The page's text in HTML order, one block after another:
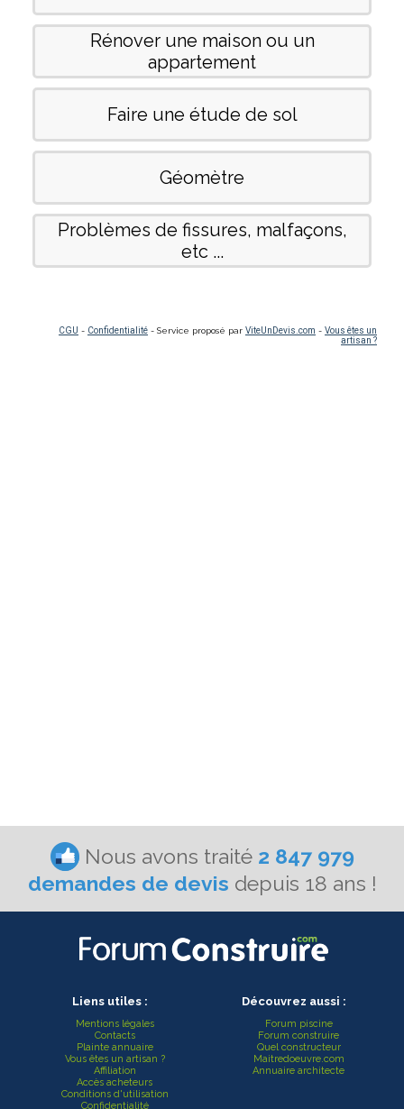
Rénover une maison ou un
appartement
Faire une étude de sol
Géomètre
Problèmes de fissures, malfaçons,
etc ...
CGU - Confidentialité - Service proposé par ViteUnDevis.com - Vous êtes un
artisan ?
Nous avons traité 2 847 979
demandes de devis depuis 18 ans !
Liens utiles :
Mentions légales
Contacts
Plainte annuaire
Vous êtes un artisan ?
Affiliation
Accès acheteurs
Conditions d'utilisation
Confidentialité
Découvrez aussi :
Forum piscine
Forum construire
Quel constructeur
Maitredoeuvre.com
Annuaire architecte